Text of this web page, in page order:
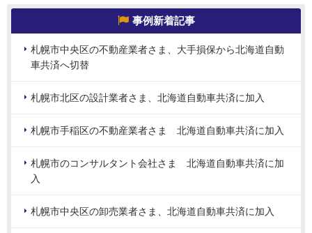
事例新着記事
札幌市中央区の不動産業者さま、大手損保から北海道自動
車共済へ切替
札幌市北区の設計業者さま、北海道自動車共済に加入
札幌市手稲区の不動産業者さま 北海道自動車共済に加入
札幌市のコンサルタント会社さま 北海道自動車共済に加
入
札幌市中央区の卸売業者さま、北海道自動車共済に加入